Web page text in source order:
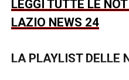
LEGGI TUTTE LE
LAZIO NEWS 24
LA PLAYLIST DELLE